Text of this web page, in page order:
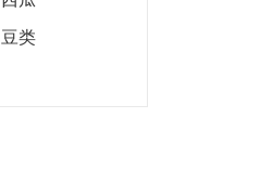
豆类